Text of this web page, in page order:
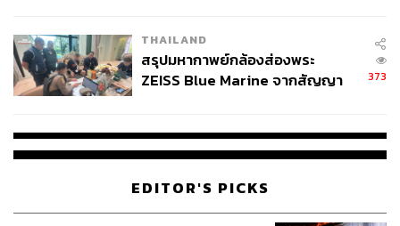
THAILAND
สรุปมหากาพย์กล้องส่องพระ
ZEISS Blue Marine จากสัญญา
จ่ายหนี้-แอบระบุแบรนด์
373
EDITOR'S PICKS